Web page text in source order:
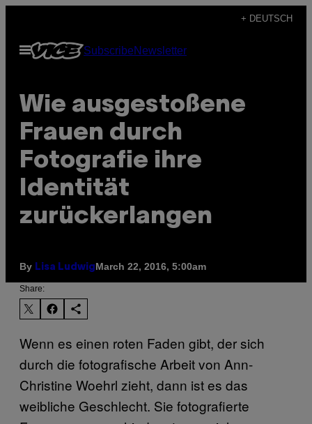
content
+ DEUTSCH
Open
Menu
SubscribeNewsletter
Wie ausgestoßene
Frauen durch
Fotografie ihre
Identität
zurückerlangen
By Lisa LudwigMarch 22, 2016, 5:00am
Share:
Wenn es einen roten Faden gibt, der sich
durch die fotografische Arbeit von Ann-
Christine Woehrl zieht, dann ist es das
weibliche Geschlecht. Sie fotografierte